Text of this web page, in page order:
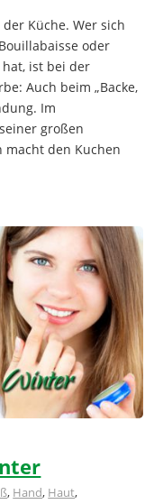
Küche. Wer sich
oder
ist bei der
Auch beim „Backe,
Im
großen
macht den Kuchen
, Hand, Haut,